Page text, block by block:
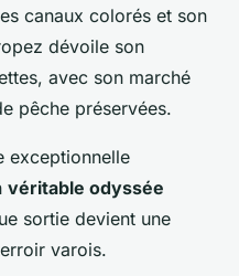
canaux colorés et son
dévoile son
avec son marché
pêche préservées.
exceptionnelle
véritable odyssée
sortie devient une
varois.